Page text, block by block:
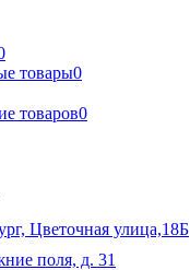
товары0
товаров0
Цветочная улица,18Б
поля, д. 31